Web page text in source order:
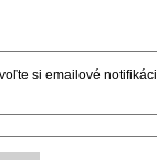
si emailové